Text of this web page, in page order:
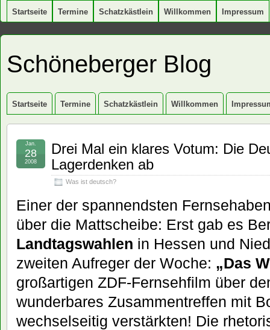
Startseite Termine Schatzkästlein Willkommen Impressum
Schöneberger Blog
Startseite Termine Schatzkästlein Willkommen
Drei Mal ein klares Votum: Die
Lagerdenken ab
Was ist deutsch?
Jan.
28
2008
Einer der spannendsten
über die Mattscheibe: Erst gab es
Landtagswahlen in Hessen und
zweiten Aufreger der Woche: „Das
großartigen ZDF-Fernsehfilm über
wunderbares Zusammentreffen mit
wechselseitig verstärkten! Die